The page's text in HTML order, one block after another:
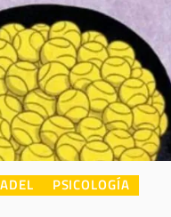
PSICOLOGÍA